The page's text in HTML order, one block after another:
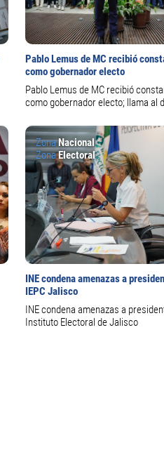
Pablo Lemus de MC recibió
como gobernador electo
Pablo Lemus de MC recibió
como gobernador electo; llama al
ZonaNacional
ZonaElectoral
INE condena amenazas a
IEPC Jalisco
INE condena amenazas a
Instituto Electoral de Jalisco